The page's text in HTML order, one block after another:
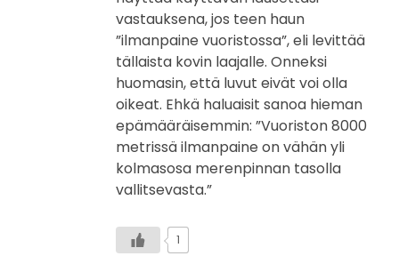
vastauksena, jos teen haun
”ilmanpaine vuoristossa”, eli levittää
tällaista kovin laajalle. Onneksi
huomasin, että luvut eivät voi olla
oikeat. Ehkä haluaisit sanoa hieman
epämääräisemmin: ”Vuoriston 8000
metrissä ilmanpaine on vähän yli
kolmasosa merenpinnan tasolla
vallitsevasta.”
1